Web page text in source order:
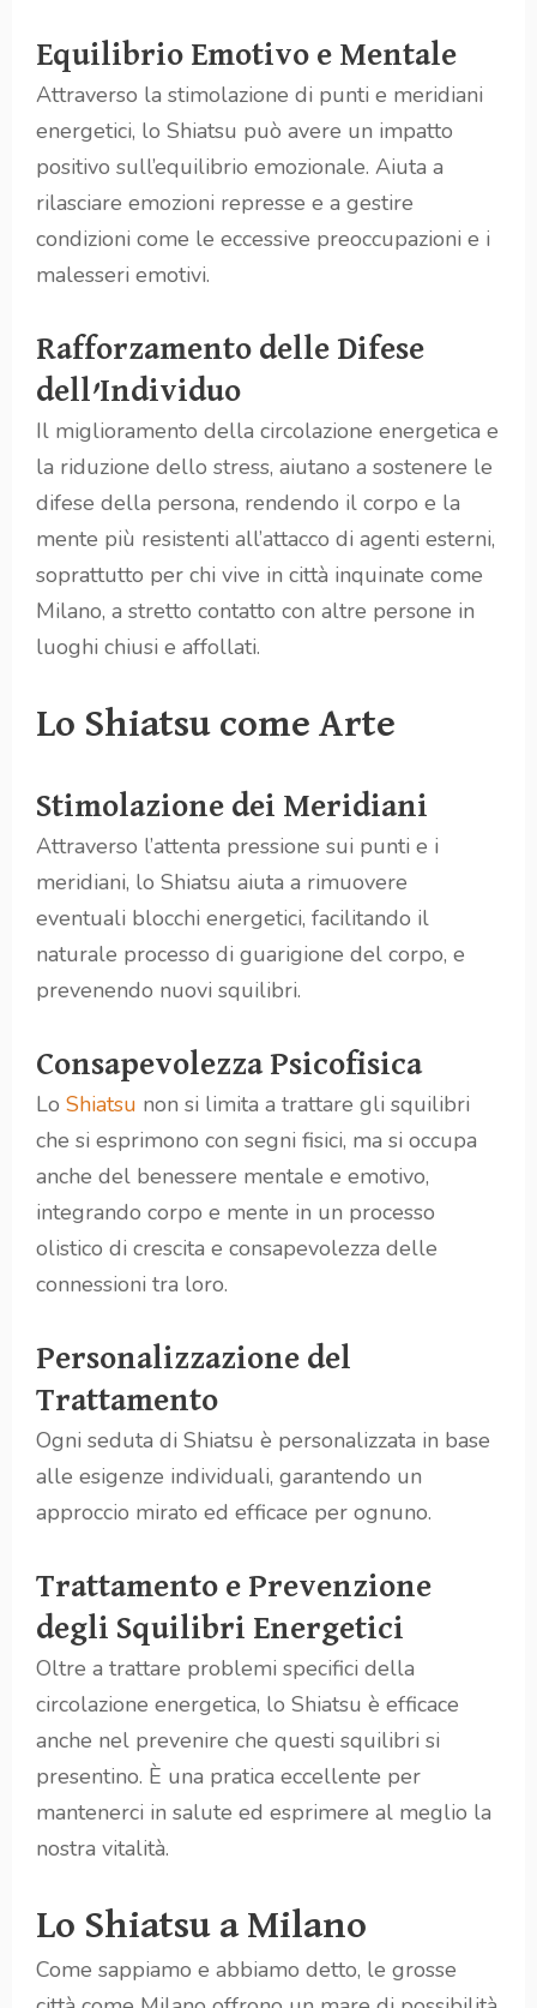
Equilibrio Emotivo e Mentale
Attraverso la stimolazione di punti e meridiani
energetici, lo Shiatsu può avere un impatto
positivo sull’equilibrio emozionale. Aiuta a
rilasciare emozioni represse e a gestire
condizioni come le eccessive preoccupazioni e i
malesseri emotivi.
Rafforzamento delle Difese
dell’Individuo
Il miglioramento della circolazione energetica e
la riduzione dello stress, aiutano a sostenere le
difese della persona, rendendo il corpo e la
mente più resistenti all’attacco di agenti esterni,
soprattutto per chi vive in città inquinate come
Milano, a stretto contatto con altre persone in
luoghi chiusi e affollati.
Lo Shiatsu come Arte
Stimolazione dei Meridiani
Attraverso l’attenta pressione sui punti e i
meridiani, lo Shiatsu aiuta a rimuovere
eventuali blocchi energetici, facilitando il
naturale processo di guarigione del corpo, e
prevenendo nuovi squilibri.
Consapevolezza Psicofisica
Lo Shiatsu non si limita a trattare gli squilibri
che si esprimono con segni fisici, ma si occupa
anche del benessere mentale e emotivo,
integrando corpo e mente in un processo
olistico di crescita e consapevolezza delle
connessioni tra loro.
Personalizzazione del
Trattamento
Ogni seduta di Shiatsu è personalizzata in base
alle esigenze individuali, garantendo un
approccio mirato ed efficace per ognuno.
Trattamento e Prevenzione
degli Squilibri Energetici
Oltre a trattare problemi specifici della
circolazione energetica, lo Shiatsu è efficace
anche nel prevenire che questi squilibri si
presentino. È una pratica eccellente per
mantenerci in salute ed esprimere al meglio la
nostra vitalità.
Lo Shiatsu a Milano
Come sappiamo e abbiamo detto, le grosse